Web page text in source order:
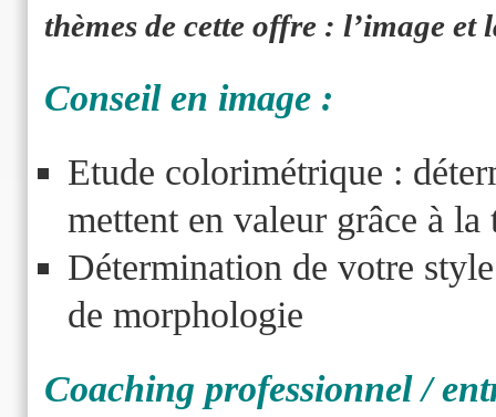
thèmes de cette offre : l’image et
Conseil en image :
Etude colorimétrique :
mettent en valeur grâce à
Détermination de votre
de morphologie
Coaching professionnel /